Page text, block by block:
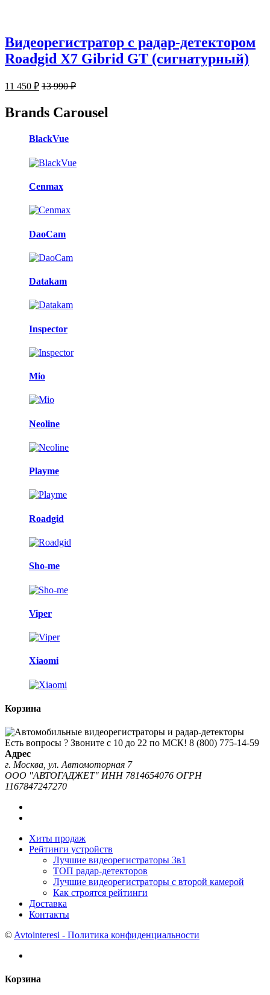
Видеорегистратор с радар-детектором
Roadgid X7 Gibrid GT (сигнатурный)
11 450 ₽ 13 990₽
Brands Carousel
BlackVue
Cenmax
DaoCam
Datakam
Inspector
Mio
Neoline
Playme
Roadgid
Sho-me
Viper
Xiaomi
Корзина
Есть вопросы ? Звоните с 10 до 22 по МСК! 8 (800) 775-14-59
Адрес
г. Москва, ул. Автомоторная 7
ООО "АВТОГАДЖЕТ" ИНН 7814654076 ОГРН
1167847247270
Хиты продаж
Рейтинги устройств
Лучшие видеорегистраторы 3в1
ТОП радар-детекторов
Лучшие видеорегистраторы с второй камерой
Как строятся рейтинги
Доставка
Контакты
© Avtointeresi - Политика конфиденциальности
Корзина